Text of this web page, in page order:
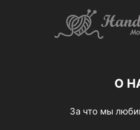
О
За что мы